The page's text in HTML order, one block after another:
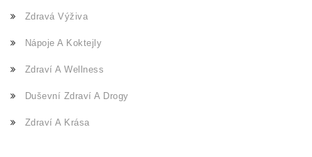
Zdravá Výživa
Nápoje A Koktejly
Zdraví A Wellness
Duševní Zdraví A Drogy
Zdraví A Krása